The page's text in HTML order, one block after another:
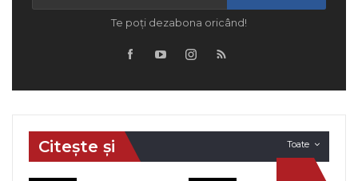
Te poți dezabona oricând!
Toate
Citește și